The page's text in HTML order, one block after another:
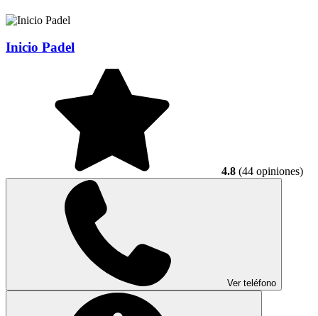
Inicio Padel
4.8 (44 opiniones)
Ver teléfono